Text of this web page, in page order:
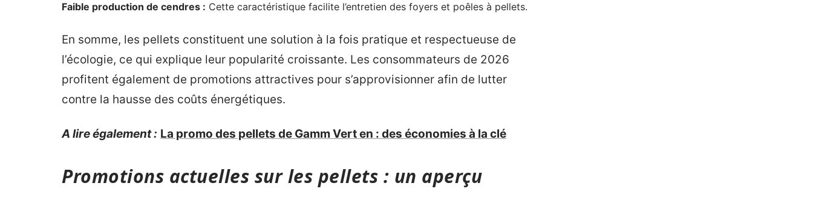
Faible production de cendres : Cette caractéristique facilite l’entretien des foyers et poêles à pellets.
En somme, les pellets constituent une solution à la fois pratique et respectueuse de
l’écologie, ce qui explique leur popularité croissante. Les consommateurs de 2026
profitent également de promotions attractives pour s’approvisionner afin de lutter
contre la hausse des coûts énergétiques.
A lire également : La promo des pellets de Gamm Vert en : des économies à la clé
Promotions actuelles sur les pellets : un aperçu